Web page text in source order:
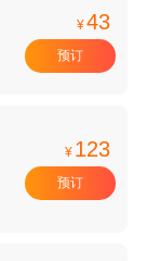
¥43
预订
¥ 123
预订